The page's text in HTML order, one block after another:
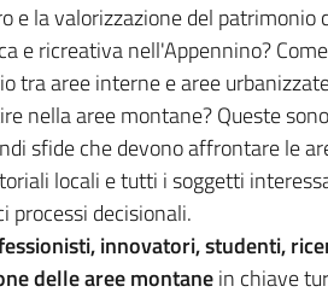
e la valorizzazione del patrimonio
e ricreativa nell'Appennino?
tra aree interne e aree
nella aree montane? Queste
sfide che devono affrontare le
locali e tutti i soggetti
decisionali.
innovatori, studenti,
delle aree montanein chiave